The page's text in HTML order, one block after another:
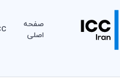
صفحه
اصلی